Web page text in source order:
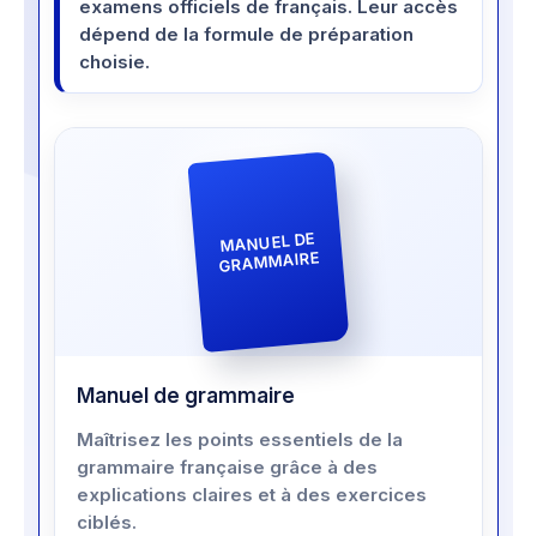
examens officiels de français. Leur accès
dépend de la formule de préparation
choisie.
MANUEL DE
GRAMMAIRE
Manuel de grammaire
Maîtrisez les points essentiels de la
grammaire française grâce à des
explications claires et à des exercices
ciblés.